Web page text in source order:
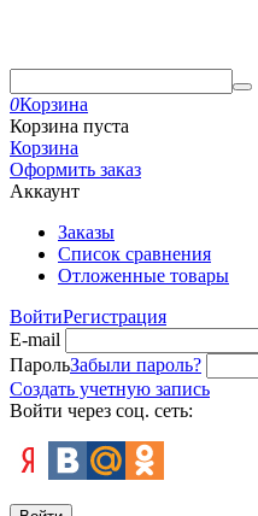
0Корзина
Корзина пуста
Корзина
Оформить заказ
Аккаунт
Заказы
Список сравнения
Отложенные товары
ВойтиРегистрация
E-mail
ПарольЗабыли пароль?
Создать учетную запись
Войти через соц. сеть: